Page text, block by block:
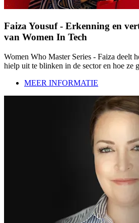
Faiza Yousuf - Erkenning en
van Women In Tech
Women Who Master Series - Faiza deelt
hielp uit te blinken in de sector en hoe ze
MEER INFORMATIE